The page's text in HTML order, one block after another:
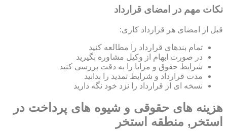
نکات مهم در امضای قرارداد
قبل از امضای هر قرارداد کاری:
تمام بندهای قرارداد را مطالعه کنید
در صورت ابهام از وکیل مشاوره بگیرید
شرایط حقوق و مزایا را به دقت بررسی کنید
مدت قرارداد و شرایط تمدید را بدانید
نسخه ای از قرارداد را نزد خود نگه دارید
هزینه های حقوقی و شیوه های پرداخت در
استخر, منطقه استخر